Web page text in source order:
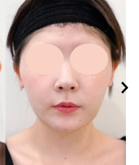
るたんぱく質を注入し、過剰に発達
より噛み締めの改善、咬筋を減量し
たつきを改善する効果がございます。
お選びいただきます。メスを使わず注
ほとんどありません。効果は4～6か月
、痛み、突っ張り感などが生じるこ
ー、細菌感染症などが生じることが
は3か月、女性は2か月避妊して頂く
〜164,400円(税込)
込)〜78,000円(税込)
笑気麻酔 3,300円(税込)